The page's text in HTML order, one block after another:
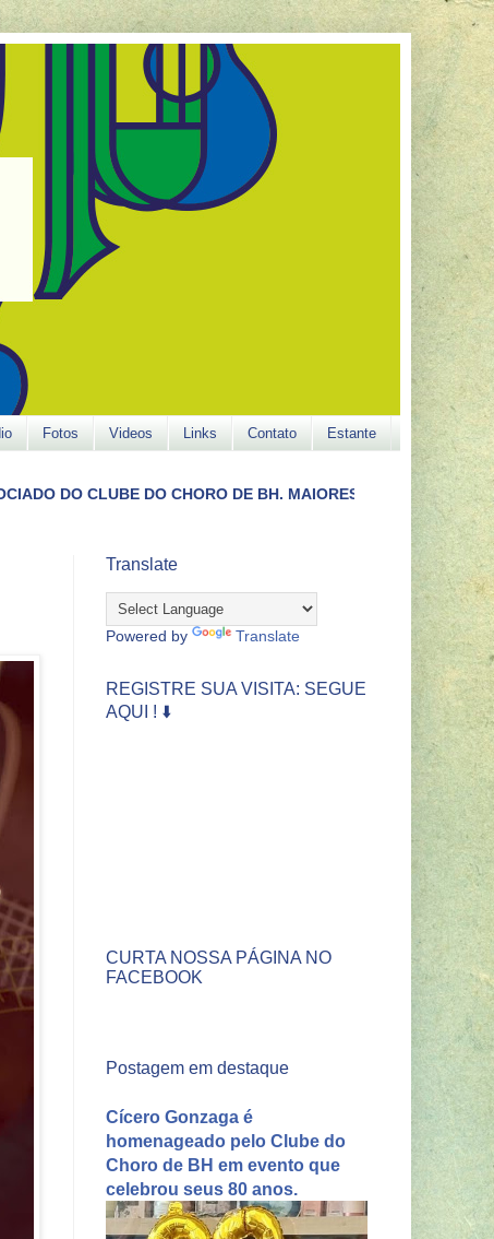
Fotos Videos Links Contato Estante
DO CHORO DE BH. MAIORES INFORMAÇÕES LIGUE (31)3422-
Translate
Powered by Translate
REGISTRE SUA VISITA: SEGUE
AQUI ! ⬇️
CURTA NOSSA PÁGINA NO
FACEBOOK
Postagem em destaque
Cícero Gonzaga é
homenageado pelo Clube do
Choro de BH em evento que
celebrou seus 80 anos.